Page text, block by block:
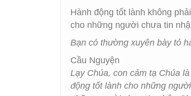
Hành động tốt lành không
cho những người chưa tin
Bạn có thường xuyên bày tỏ
Cầu Nguyện
Lạy Chúa, con cảm tạ Chúa
động tốt lành cho những